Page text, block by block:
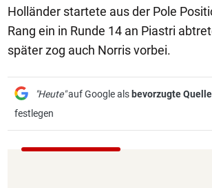
Holländer startete aus der Pole
Rang ein in Runde 14 an Piastri
später zog auch Norris vorbei.
"Heute"auf Google als bevorzugte Quelle
festlegen